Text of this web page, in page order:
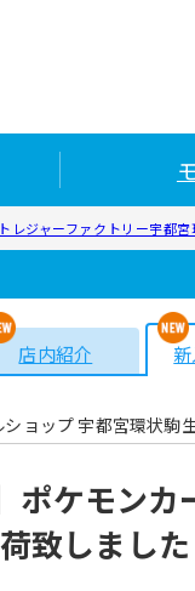
トレジャーファクトリー宇都
店内紹介
ョップ 宇都宮環状駒
ポケモン
致しました